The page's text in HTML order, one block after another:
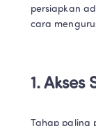
persiapkan
cara
1. Akses
Tahap paling